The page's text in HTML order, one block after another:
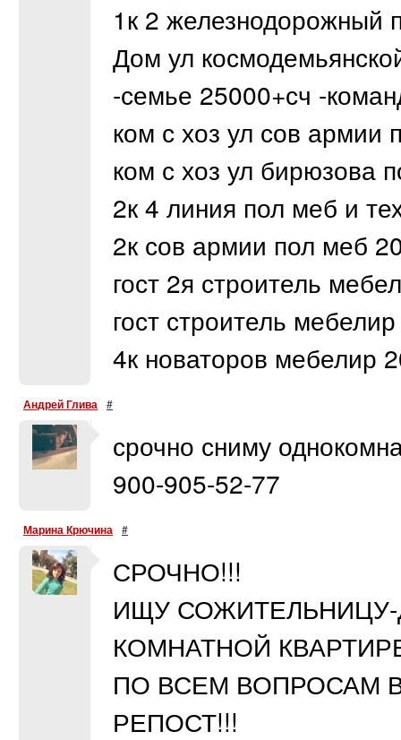
1к 2 железнодорожный
Дом ул
-семье 25000+сч -
ком с хоз ул сов армии
ком с хоз ул бирюзова
2к 4 линия пол меб и
2к сов армии пол меб
гост 2я строитель
гост строитель
4к новаторов мебелир
Андрей Глива #
срочно сниму
900-905-52-77
Марина Крючина #
СРОЧНО!!!
ИЩУ
КОМНАТНОЙ
ПО ВСЕМ ВОПРОСАМ
РЕПОСТ!!!